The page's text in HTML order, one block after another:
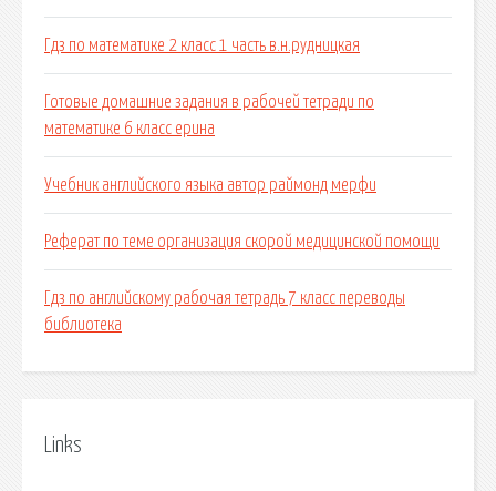
Гдз по математике 2 класс 1 часть в.н.рудницкая
Готовые домашние задания в рабочей тетради по
математике 6 класс ерина
Учебник английского языка автор раймонд мерфи
Реферат по теме организация скорой медицинской помощи
Гдз по английскому рабочая тетрадь 7 класс переводы
библиотека
Links